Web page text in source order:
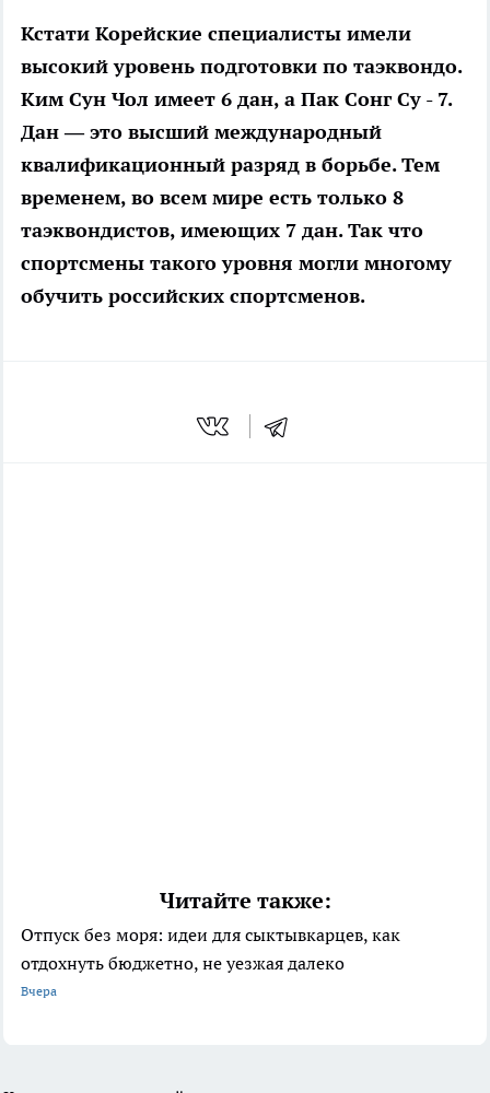
Кстати Корейские специалисты имели
высокий уровень подготовки по таэквондо.
Ким Сун Чол имеет 6 дан, а Пак Сонг Су - 7.
Дан — это высший международный
квалификационный разряд в борьбе. Тем
временем, во всем мире есть только 8
таэквондистов, имеющих 7 дан. Так что
спортсмены такого уровня могли многому
обучить российских спортсменов.
Читайте также:
Отпуск без моря: идеи для сыктывкарцев, как
отдохнуть бюджетно, не уезжая далеко
Вчера